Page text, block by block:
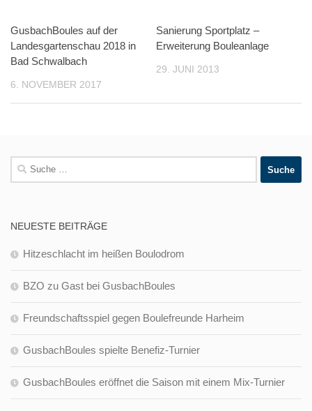
GusbachBoules auf der
Landesgartenschau 2018 in
Bad Schwalbach
6. NOVEMBER 2017
Sanierung Sportplatz –
Erweiterung Bouleanlage
29. JUNI 2013
Suche
nach:
NEUESTE BEITRÄGE
Hitzeschlacht im heißen Boulodrom
BZO zu Gast bei GusbachBoules
Freundschaftsspiel gegen Boulefreunde Harheim
GusbachBoules spielte Benefiz-Turnier
GusbachBoules eröffnet die Saison mit einem Mix-Turnier